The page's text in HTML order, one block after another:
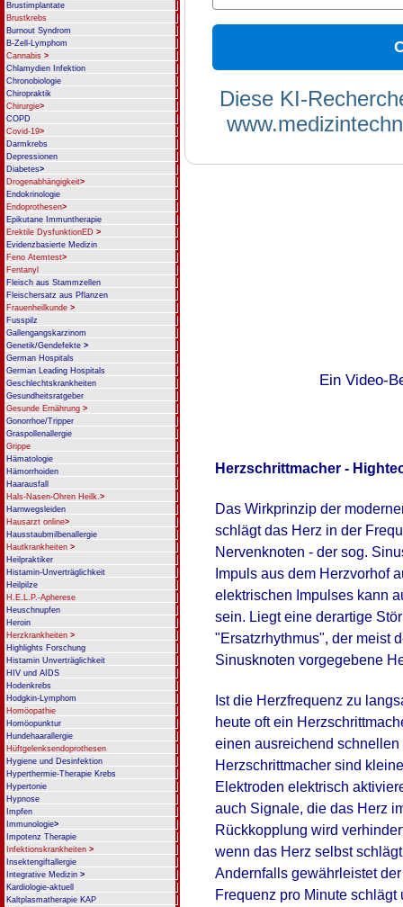
Brustimplantate
Brustkrebs
Burnout Syndrom
B-Zell-Lymphom
Cannabis >
Chlamydien Infektion
Chronobiologie
Chiropraktik
Chirurgie>
COPD
Covid-19>
Darmkrebs
Depressionen
Diabetes>
Drogenabhängigkeit>
Endokrinologie
Endoprothesen>
Epikutane Immuntherapie
Erektile DysfunktionED >
Evidenzbasierte Medizin
Feno Atemtest>
Fentanyl
Fleisch aus Stammzellen
Fleischersatz aus Pflanzen
Frauenheilkunde >
Fusspilz
Gallengangskarzinom
Genetik/Gendefekte >
German Hospitals
German Leading Hospitals
Geschlechtskrankheiten
Gesundheitsratgeber
Gesunde Ernährung >
Gonorrhoe/Tripper
Graspollenallergie
Grippe
Hämatologie
Hämorrhoiden
Haarausfall
Hals-Nasen-Ohren Heilk.>
Harnwegsleiden
Hausarzt online>
Hausstaubmilbenallergie
Hautkrankheiten >
Heilpraktiker
Histamin-Unverträglichkeit
Heilpilze
H.E.L.P.-Apherese
Heuschnupfen
Heroin
Herzkrankheiten >
Highlights Forschung
Histamin Unverträglichkeit
HIV und AIDS
Hodenkrebs
Hodgkin-Lymphom
Homöopathie
Homöopunktur
Hundehaarallergie
Hüftgelenksendoprothesen
Hygiene und Desinfektion
Hyperthermie-Therapie Krebs
Hypertonie
Hypnose
Impfen
Immunologie>
Impotenz Therapie
Infektionskrankheiten >
Insektengiftallergie
Integrative Medizin >
Kardiologie-aktuell
Kaltplasmatherapie KAP
Diese KI-
Ein Video-
Herzschrittmacher -
Das Wirkprinzip der
schlägt das Herz in der
Nervenknoten - der sog.
Impuls aus dem Herzvorhof
elektrischen Impulses kann
sein. Liegt eine derartige
"Ersatzrhythmus", der meist
Sinusknoten vorgegebene
Ist die Herzfrequenz zu
heute oft ein
einen ausreichend
Herzschrittmacher sind
Elektroden elektrisch
auch Signale, die das Herz
Rückkopplung wird
wenn das Herz selbst
Andernfalls gewährleistet
Frequenz pro Minute